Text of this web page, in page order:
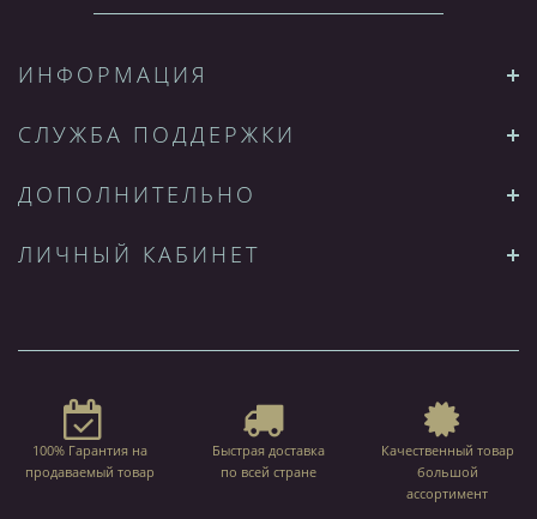
ИНФОРМАЦИЯ
СЛУЖБА ПОДДЕРЖКИ
ДОПОЛНИТЕЛЬНО
ЛИЧНЫЙ КАБИНЕТ
100% Гарантия на
продаваемый товар
Быстрая доставка
по всей стране
Качественный товар
большой
ассортимент